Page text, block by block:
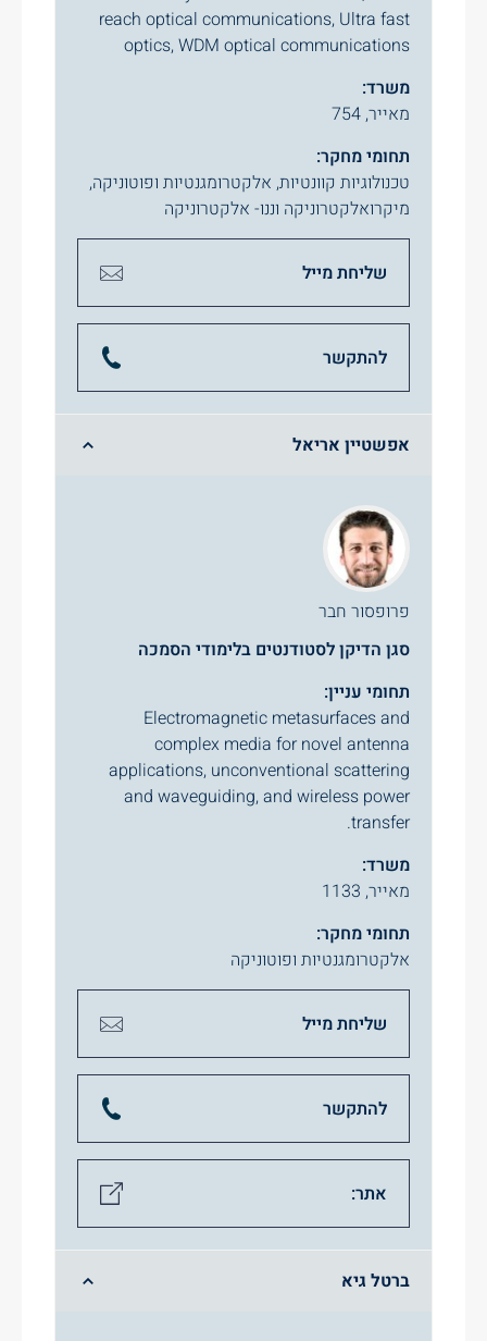
reach optical communications, Ultra fast
optics, WDM optical communications
משרד:
מאייר, 754
תחומי מחקר:
טכנולוגיות קוונטיות, אלקטרומגנטיות ופוטוניקה,
מיקרואלקטרוניקה וננו- אלקטרוניקה
שליחת מייל
להתקשר
אפשטיין אריאל
פרופסור חבר
סגן הדיקן לסטודנטים בלימודי הסמכה
תחומי עניין:
Electromagnetic metasurfaces and
complex media for novel antenna
applications, unconventional scattering
and waveguiding, and wireless power
transfer.
משרד:
מאייר, 1133
תחומי מחקר:
אלקטרומגנטיות ופוטוניקה
שליחת מייל
להתקשר
אתר:
ברטל גיא